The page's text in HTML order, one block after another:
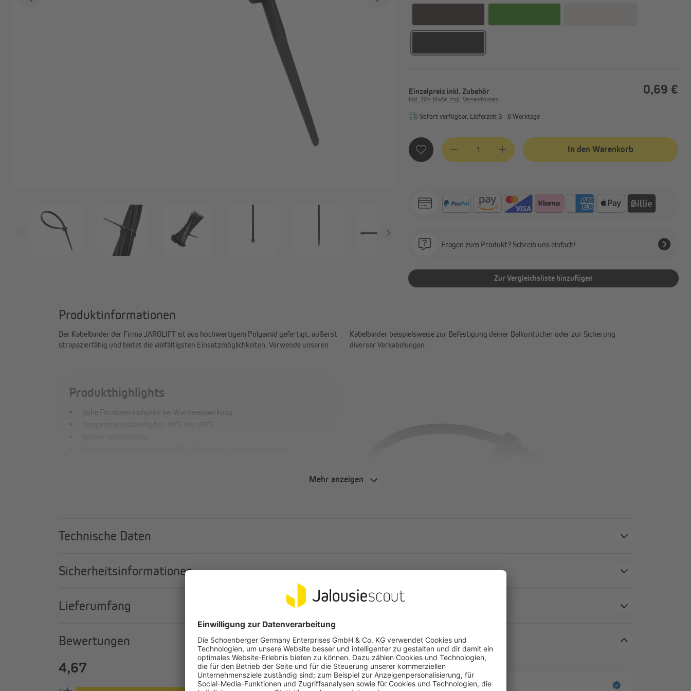
Smart Home Aktoren &
Sensoren
Alle anzeigen
Einzelpreis inkl. Zubehör 0,69 €
Inkl. 20% MwSt. zzgl. Versandkosten
Sofort verfügbar, Lieferzeit 3 - 6 Werktage
Produkt Anzahl: Gib den gewünschten Wert ein oder benutze die
In den Warenkorb
Fragen zum Produkt? Schreib uns einfach!
Zur Vergleichsliste hinzufügen
Produktinformationen
Der Kabelbinder der Firma JAROLIFT ist aus hochwertigem Polyamid gefertigt, äußerst
strapazierfähig und bietet die vielfältigsten Einsatzmöglichkeiten. Verwende unseren
Kabelbinder beispielsweise zur Befestigung deiner Balkontücher oder zur Sicherung
diverser Verkabelungen.
Produkthighlights
hohe Formbeständigkeit bei Wärmeeinwirkung
Mehr anzeigen
Technische Daten
Sicherheitsinformationen
Lieferumfang
Bewertungen